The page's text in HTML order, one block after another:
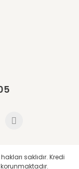
saklıdır. Kredi